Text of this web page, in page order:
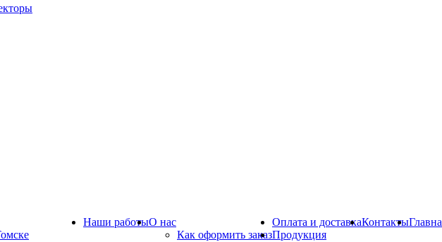
Наши работыО нас
Как оформить заказ
Оплата и доставкаКонтакты
Продукция